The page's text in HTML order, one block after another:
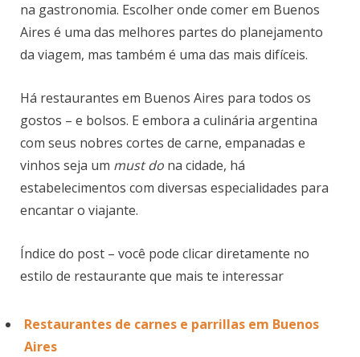
na gastronomia. Escolher onde comer em Buenos
Aires é uma das melhores partes do planejamento
da viagem, mas também é uma das mais difíceis.
Há restaurantes em Buenos Aires para todos os
gostos – e bolsos. E embora a culinária argentina
com seus nobres cortes de carne, empanadas e
vinhos seja um must do na cidade, há
estabelecimentos com diversas especialidades para
encantar o viajante.
Índice do post – você pode clicar diretamente no
estilo de restaurante que mais te interessar
Restaurantes de carnes e parrillas em Buenos
Aires